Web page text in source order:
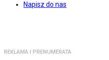
Napisz do nas
REKLAMA I PRENUMERATA